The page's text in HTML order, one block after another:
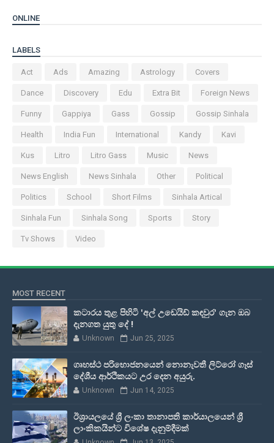
ONLINE
LABELS
Act Ads Amazing Astrology Covers
Dance Discovery Edu Extra Bit Foreign News
Funny Gappiya Gass Gossip Gossip Sinhala
Health India Fun International Kandy Kavi
Kus Litro Litro Gass Music News
News English News Sinhala Other Political
Politics School Short Films Sinhala Artical
Sinhala Fun Sinhala Song Sports Story
Tv Shows Video
MOST RECENT
කටාරය තුළ පිහිටි 'අල් උඩෙයිඩ් කඳවුර' ගැන ඔබ
දැනගත යුතු දේ !
Unknown Jun 25, 2025
ගෘහස්ථ පරිභොජනයෙන් නොනැවතී ලිට්රෝ ගෑස්
දේශීය ආර්ථිකයට උර දෙන අයුරු.
Unknown Jun 14, 2025
ඊශ්‍රායලයේ ශ්‍රී ලංකා තානාපති කාර්යාලයෙන් ශ්‍රී
ලාංකිකයින්ට විශේෂ දැනුම්දීමක්